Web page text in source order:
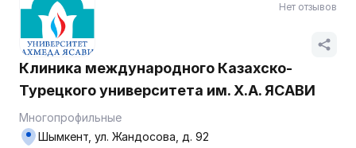
Клиника международного Казахско-
Турецкого университета им. Х.А. ЯСАВИ
Многопрофильные
Шымкент, ул. Жандосова, д. 92
Нет отзывов